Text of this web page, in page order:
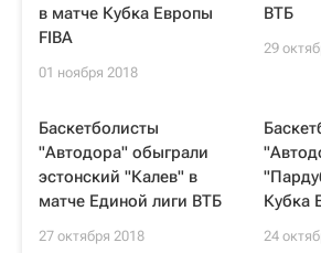
в матче Кубка Европы
FIBA
01 ноября 2018
ВТБ
29
Баскетболисты
"Автодора" обыграли
эстонский "Калев" в
матче Единой лиги ВТБ
27 октября 2018
Кубка
24